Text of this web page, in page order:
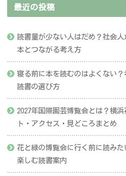
最近の投稿
読書量が少ない人はだめ？社会
本とつながる考え方
寝る前に本を読むのはよくない
読書の選び方
2027年国際園芸博覧会とは？横
ト・アクセス・見どころまとめ
花と緑の博覧会に行く前に読み
楽しむ読書案内